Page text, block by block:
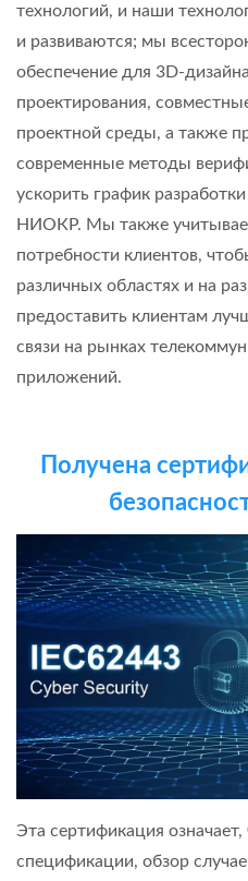
технологий, и наши
и развиваются; мы
обеспечение для 3D-
проектирования,
проектной среды, а также
современные методы
ускорить график
НИОКР. Мы также
потребности клиентов,
различных областях и на
предоставить клиентам
связи на рынках
приложений.
Получена
Эта сертификация
спецификации, обзор